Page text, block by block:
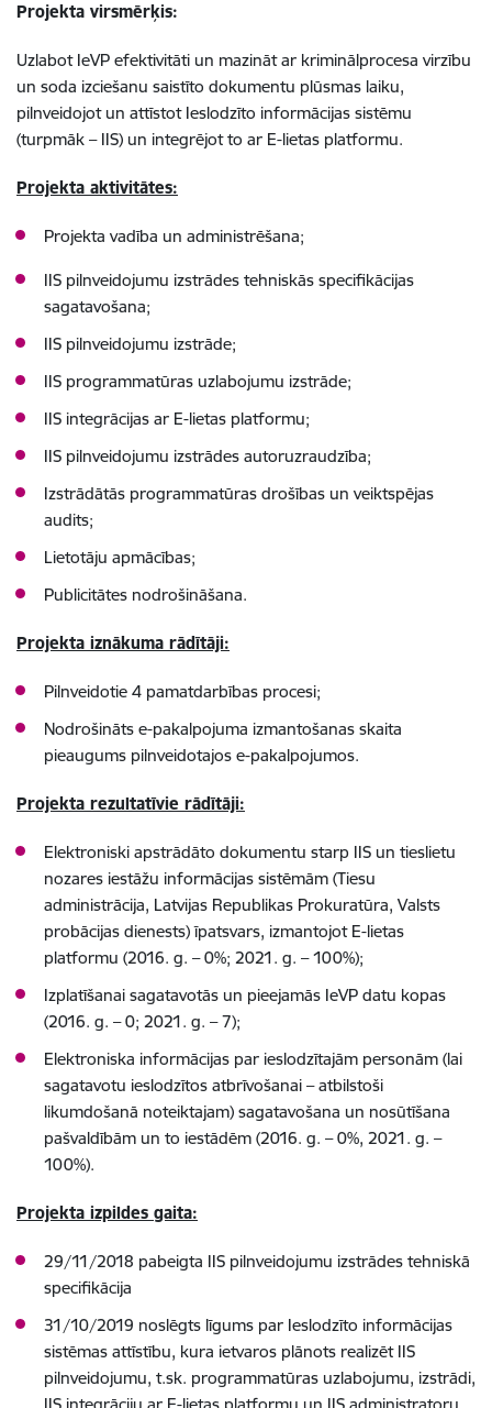
Projekta virsmērķis:
Uzlabot IeVP efektivitāti un mazināt ar kriminālprocesa virzību
un soda izciešanu saistīto dokumentu plūsmas laiku,
pilnveidojot un attīstot Ieslodzīto informācijas sistēmu
(turpmāk – IIS) un integrējot to ar E-lietas platformu.
Projekta aktivitātes:
Projekta vadība un administrēšana;
IIS pilnveidojumu izstrādes tehniskās specifikācijas
sagatavošana;
IIS pilnveidojumu izstrāde;
IIS programmatūras uzlabojumu izstrāde;
IIS integrācijas ar E-lietas platformu;
IIS pilnveidojumu izstrādes autoruzraudzība;
Izstrādātās programmatūras drošības un veiktspējas
audits;
Lietotāju apmācības;
Publicitātes nodrošināšana.
Projekta iznākuma rādītāji:
Pilnveidotie 4 pamatdarbības procesi;
Nodrošināts e-pakalpojuma izmantošanas skaita
pieaugums pilnveidotajos e-pakalpojumos.
Projekta rezultatīvie rādītāji:
Elektroniski apstrādāto dokumentu starp IIS un tieslietu
nozares iestāžu informācijas sistēmām (Tiesu
administrācija, Latvijas Republikas Prokuratūra, Valsts
probācijas dienests) īpatsvars, izmantojot E-lietas
platformu (2016. g. – 0%; 2021. g. – 100%);
Izplatīšanai sagatavotās un pieejamās IeVP datu kopas
(2016. g. – 0; 2021. g. – 7);
Elektroniska informācijas par ieslodzītajām personām (lai
sagatavotu ieslodzītos atbrīvošanai – atbilstoši
likumdošanā noteiktajam) sagatavošana un nosūtīšana
pašvaldībām un to iestādēm (2016. g. – 0%, 2021. g. –
100%).
Projekta izpildes gaita:
29/11/2018 pabeigta IIS pilnveidojumu izstrādes tehniskā
specifikācija
31/10/2019 noslēgts līgums par Ieslodzīto informācijas
sistēmas attīstību, kura ietvaros plānots realizēt IIS
pilnveidojumu, t.sk. programmatūras uzlabojumu, izstrādi,